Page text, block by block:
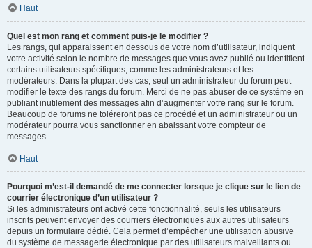
Haut
Quel est mon rang et comment puis-je le modifier ?
Les rangs, qui apparaissent en dessous de votre nom d’utilisateur, indiquent
votre activité selon le nombre de messages que vous avez publié ou identifient
certains utilisateurs spécifiques, comme les administrateurs et les
modérateurs. Dans la plupart des cas, seul un administrateur du forum peut
modifier le texte des rangs du forum. Merci de ne pas abuser de ce système en
publiant inutilement des messages afin d’augmenter votre rang sur le forum.
Beaucoup de forums ne toléreront pas ce procédé et un administrateur ou un
modérateur pourra vous sanctionner en abaissant votre compteur de
messages.
Haut
Pourquoi m’est-il demandé de me connecter lorsque je clique sur le lien de
courrier électronique d’un utilisateur ?
Si les administrateurs ont activé cette fonctionnalité, seuls les utilisateurs
inscrits peuvent envoyer des courriers électroniques aux autres utilisateurs
depuis un formulaire dédié. Cela permet d’empêcher une utilisation abusive
du système de messagerie électronique par des utilisateurs malveillants ou